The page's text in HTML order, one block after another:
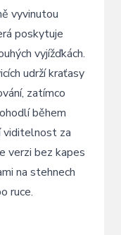
vyvinutou
poskytuje
vyjížďkách.
udrží kraťasy
zatímco
během
viditelnost za
verzi bez kapes
na stehnech
ruce.